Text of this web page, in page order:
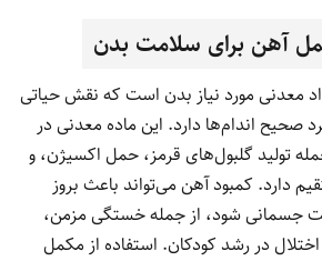
طعمی خوشایند و جذب تقویت‌شده
می‌شوند و نوشیدنی غنی از آهن ایجاد
می‌کنند که معمولاً دارای طعم میوه‌ای است. وجود ویتامین C در
زیادی افزایش می‌دهد.
خوب به دلیل محیط اسیدی محلول.
که از طعم یا بلع قرص ساده خوششان